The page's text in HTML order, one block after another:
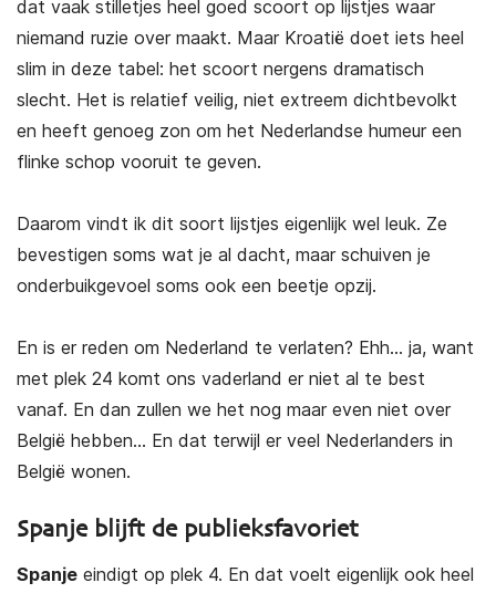
dat vaak stilletjes heel goed scoort op lijstjes waar
niemand ruzie over maakt. Maar Kroatië doet iets heel
slim in deze tabel: het scoort nergens dramatisch
slecht. Het is relatief veilig, niet extreem dichtbevolkt
en heeft genoeg zon om het Nederlandse humeur een
flinke schop vooruit te geven.
Daarom vindt ik dit soort lijstjes eigenlijk wel leuk. Ze
bevestigen soms wat je al dacht, maar schuiven je
onderbuikgevoel soms ook een beetje opzij.
En is er reden om Nederland te verlaten? Ehh… ja, want
met plek 24 komt ons vaderland er niet al te best
vanaf. En dan zullen we het nog maar even niet over
België hebben… En dat terwijl er veel Nederlanders in
België wonen.
Spanje blijft de publieksfavoriet
Spanje eindigt op plek 4. En dat voelt eigenlijk ook heel